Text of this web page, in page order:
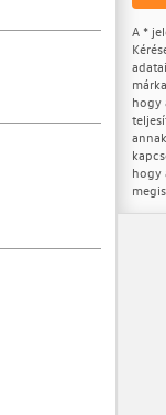
A *
hogy
hogy